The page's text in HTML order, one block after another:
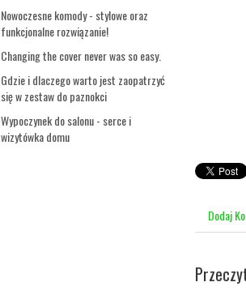
Nowoczesne komody - stylowe oraz
funkcjonalne rozwiązanie!
Changing the cover never was so easy.
Gdzie i dlaczego warto jest zaopatrzyć
się w zestaw do paznokci
Wypoczynek do salonu - serce i
wizytówka domu
Dodaj